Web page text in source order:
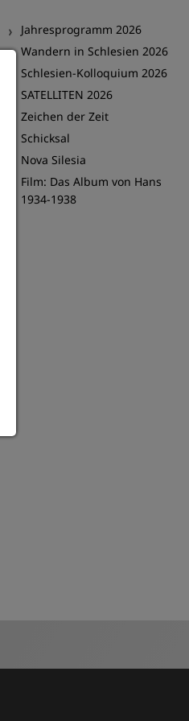
Jahresprogramm 2026
Wandern in Schlesien 2026
Schlesien-Kolloquium 2026
SATELLITEN 2026
Zeichen der Zeit
Schicksal
Nova Silesia
Film: Das Album von Hans
1934-1938